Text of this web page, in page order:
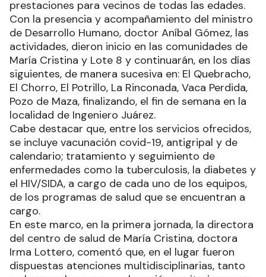
prestaciones para vecinos de todas las edades.
Con la presencia y acompañamiento del ministro
de Desarrollo Humano, doctor Aníbal Gómez, las
actividades, dieron inicio en las comunidades de
María Cristina y Lote 8 y continuarán, en los días
siguientes, de manera sucesiva en: El Quebracho,
El Chorro, El Potrillo, La Rinconada, Vaca Perdida,
Pozo de Maza, finalizando, el fin de semana en la
localidad de Ingeniero Juárez.
Cabe destacar que, entre los servicios ofrecidos,
se incluye vacunación covid-19, antigripal y de
calendario; tratamiento y seguimiento de
enfermedades como la tuberculosis, la diabetes y
el HIV/SIDA, a cargo de cada uno de los equipos,
de los programas de salud que se encuentran a
cargo.
En este marco, en la primera jornada, la directora
del centro de salud de María Cristina, doctora
Irma Lottero, comentó que, en el lugar fueron
dispuestas atenciones multidisciplinarias, tanto